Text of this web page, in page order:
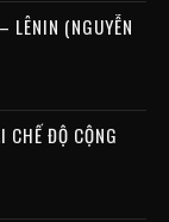
LÊNIN (NGUYỄN
CHẾ ĐỘ CỘNG